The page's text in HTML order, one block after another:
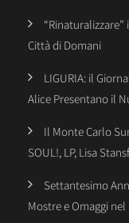
Città di Domani
LIGURIA: il
Alice Presentano il
Il Monte Carlo
SOUL!, LP, Lisa
Settantesimo
Mostre e Omaggi